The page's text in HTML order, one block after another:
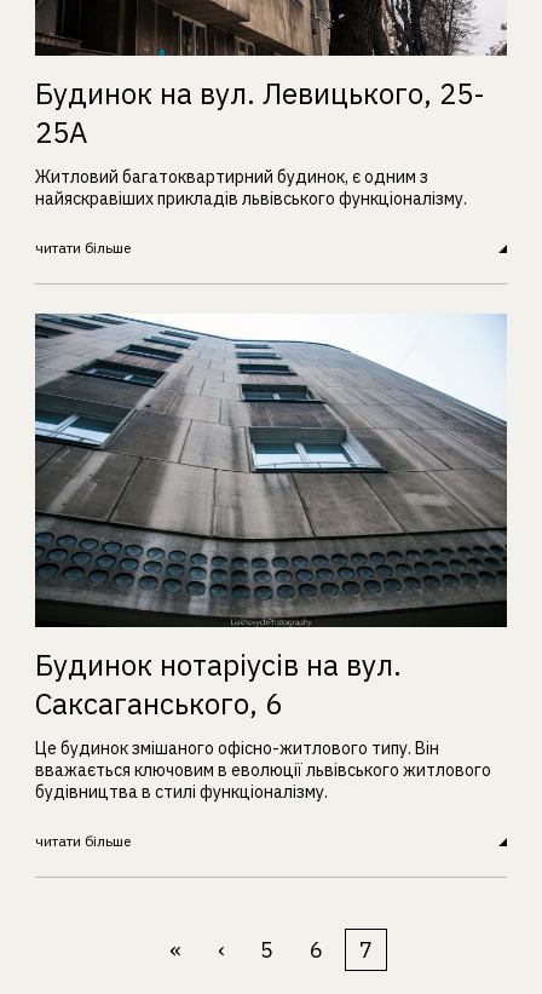
Будинок на вул. Левицького, 25-
25А
Житловий багатоквартирний будинок, є одним з
найяскравіших прикладів львівського функціоналізму.
читати більше
Будинок нотаріусів на вул.
Саксаганського, 6
Це будинок змішаного офісно-житлового типу. Він
вважається ключовим в еволюції львівського житлового
будівництва в стилі функціоналізму.
читати більше
« ‹ 5 6 7